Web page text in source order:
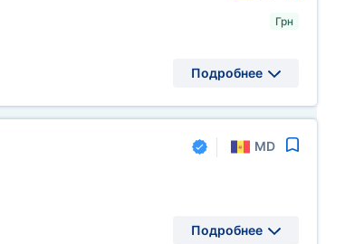
Грн
Подробнее
MD
Подробнее